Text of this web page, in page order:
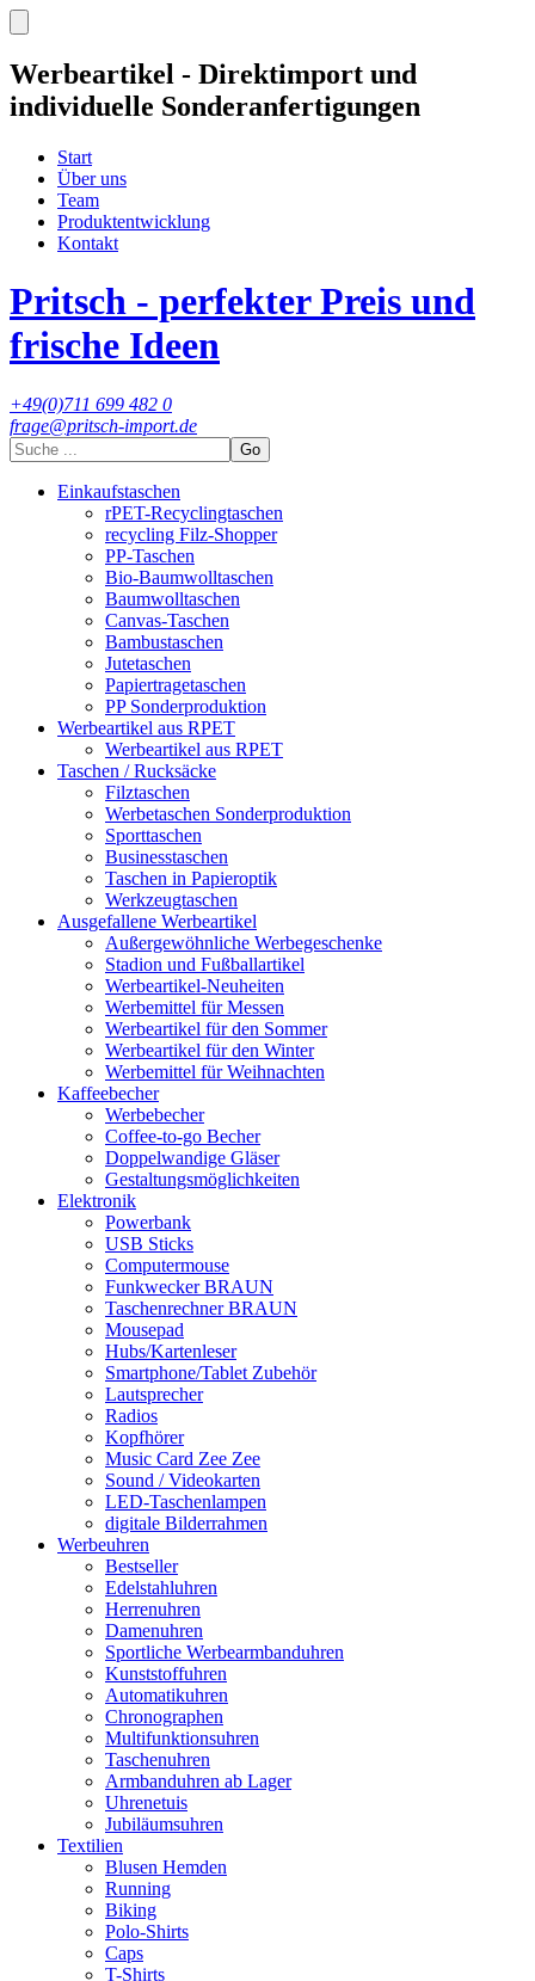
Werbeartikel - Direktimport und
individuelle Sonderanfertigungen
Start
Über uns
Team
Produktentwicklung
Kontakt
Pritsch - perfekter Preis und
frische Ideen
+49(0)711 699 482 0
frage@pritsch-import.de
Go
Einkaufstaschen
rPET-Recyclingtaschen
recycling Filz-Shopper
PP-Taschen
Bio-Baumwolltaschen
Baumwolltaschen
Canvas-Taschen
Bambustaschen
Jutetaschen
Papiertragetaschen
PP Sonderproduktion
Werbeartikel aus RPET
Werbeartikel aus RPET
Taschen / Rucksäcke
Filztaschen
Werbetaschen Sonderproduktion
Sporttaschen
Businesstaschen
Taschen in Papieroptik
Werkzeugtaschen
Ausgefallene Werbeartikel
Außergewöhnliche Werbegeschenke
Stadion und Fußballartikel
Werbeartikel-Neuheiten
Werbemittel für Messen
Werbeartikel für den Sommer
Werbeartikel für den Winter
Werbemittel für Weihnachten
Kaffeebecher
Werbebecher
Coffee-to-go Becher
Doppelwandige Gläser
Gestaltungsmöglichkeiten
Elektronik
Powerbank
USB Sticks
Computermouse
Funkwecker BRAUN
Taschenrechner BRAUN
Mousepad
Hubs/Kartenleser
Smartphone/Tablet Zubehör
Lautsprecher
Radios
Kopfhörer
Music Card Zee Zee
Sound / Videokarten
LED-Taschenlampen
digitale Bilderrahmen
Werbeuhren
Bestseller
Edelstahluhren
Herrenuhren
Damenuhren
Sportliche Werbearmbanduhren
Kunststoffuhren
Automatikuhren
Chronographen
Multifunktionsuhren
Taschenuhren
Armbanduhren ab Lager
Uhrenetuis
Jubiläumsuhren
Textilien
Blusen Hemden
Running
Biking
Polo-Shirts
Caps
T-Shirts